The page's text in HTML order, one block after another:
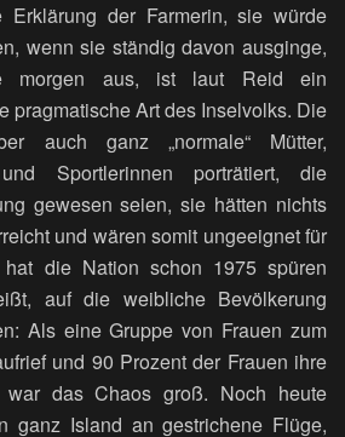
Erklärung der Farmerin, sie würde
wenn sie ständig davon ausginge,
morgen aus, ist laut Reid ein
pragmatische Art des Inselvolks. Die
auch ganz „normale“ Mütter,
und Sportlerinnen porträtiert, die
gewesen seien, sie hätten nichts
und wären somit ungeeignet für
die Nation schon 1975 spüren
auf die weibliche Bevölkerung
Als eine Gruppe von Frauen zum
und 90 Prozent der Frauen ihre
war das Chaos groß. Noch heute
ganz Island an gestrichene Flüge,